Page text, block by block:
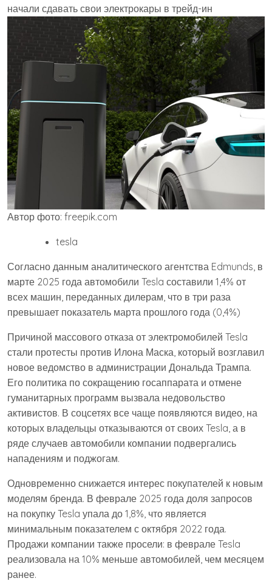
начали сдавать свои электрокары в трейд-ин
Автор фото: freepik.com
tesla
Согласно данным аналитического агентства Edmunds, в
марте 2025 года автомобили Tesla составили 1,4% от
всех машин, переданных дилерам, что в три раза
превышает показатель марта прошлого года (0,4%)
Причиной массового отказа от электромобилей Tesla
стали протесты против Илона Маска, который возглавил
новое ведомство в администрации Дональда Трампа.
Его политика по сокращению госаппарата и отмене
гуманитарных программ вызвала недовольство
активистов. В соцсетях все чаще появляются видео, на
которых владельцы отказываются от своих Tesla, а в
ряде случаев автомобили компании подвергались
нападениям и поджогам.
Одновременно снижается интерес покупателей к новым
моделям бренда. В феврале 2025 года доля запросов
на покупку Tesla упала до 1,8%, что является
минимальным показателем с октября 2022 года.
Продажи компании также просели: в феврале Tesla
реализовала на 10% меньше автомобилей, чем месяцем
ранее.